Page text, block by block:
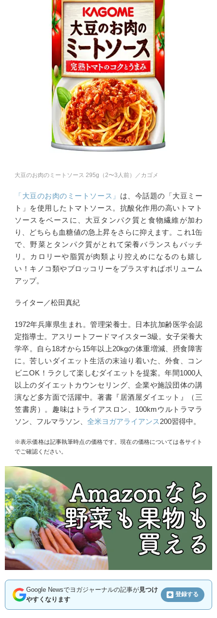
大豆のお肉のミートソース 295g（2〜3人前）／カゴメ
「大豆のお肉のミートソース」 は、今話題の「大豆ミー
ト」を使用したトマトソース。抗酸化作用の高いトマト
ソースをベースに、大豆タンパク質と食物繊維が加わ
り、どちらも血糖値の急上昇をさらに抑えます。これ1缶
で、野菜とタンパク質がとれて栄養バランスもバッチ
リ。カロリーや脂質が肉類より控えめになるのも嬉し
い！キノコ類やブロッコリーをプラスすればボリューム
アップ。
ライター／松田真紀
1972年兵庫県生まれ。管理栄養士。日本抗加齢医学会認
定指導士。アスリートフードマイスター3級。女子栄養大
学卒。自ら18才から15年以上20kgの体重増減、摂食障害
に。苦しいダイエット生活の末辿り着いた、外食、コン
ビニOK！ラクして楽しむダイエットを提案。年間1000人
以上のダイエットカウンセリング、企業や施設団体の講
演など多方面で活躍中。著書『居酒屋ダイエット』（三
笠書房）。趣味はトライアスロン、100kmウルトラマラ
ソン、フルマラソン、 全米ヨガアライアンス200習得中。
※表示価格は記事執筆時点の価格です。現在の価格については各サイト
でご確認ください。
Google Newsでヨガジャーナルの記事が見つけ
やすくなります
登録する